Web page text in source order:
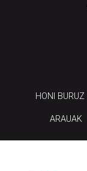
HONI BURUZ
ARAUAK